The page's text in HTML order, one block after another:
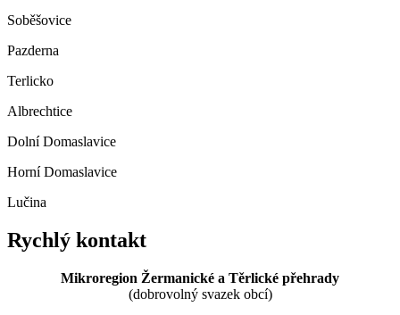
Soběšovice
Pazderna
Terlicko
Albrechtice
Dolní Domaslavice
Horní Domaslavice
Lučina
Rychlý kontakt
Mikroregion Žermanické a Těrlické přehrady
(dobrovolný svazek obcí)